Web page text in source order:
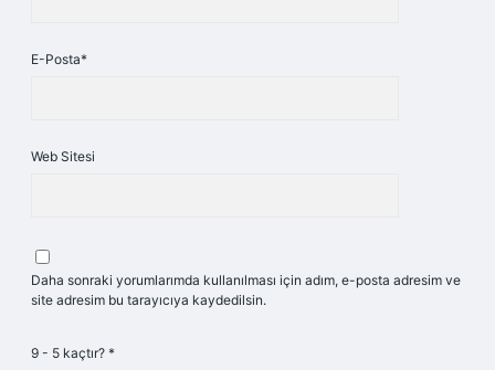
E-Posta*
Web Sitesi
Daha sonraki yorumlarımda kullanılması için adım, e-posta adresim ve
site adresim bu tarayıcıya kaydedilsin.
9 - 5 kaçtır? *